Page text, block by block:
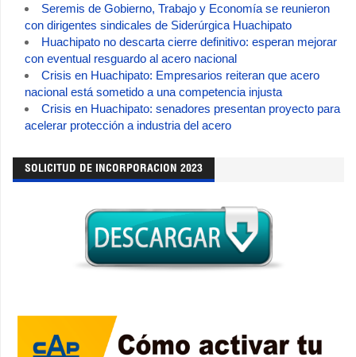
Seremis de Gobierno, Trabajo y Economía se reunieron
con dirigentes sindicales de Siderúrgica Huachipato
Huachipato no descarta cierre definitivo: esperan mejorar
con eventual resguardo al acero nacional
Crisis en Huachipato: Empresarios reiteran que acero
nacional está sometido a una competencia injusta
Crisis en Huachipato: senadores presentan proyecto para
acelerar protección a industria del acero
SOLICITUD DE INCORPORACION 2023